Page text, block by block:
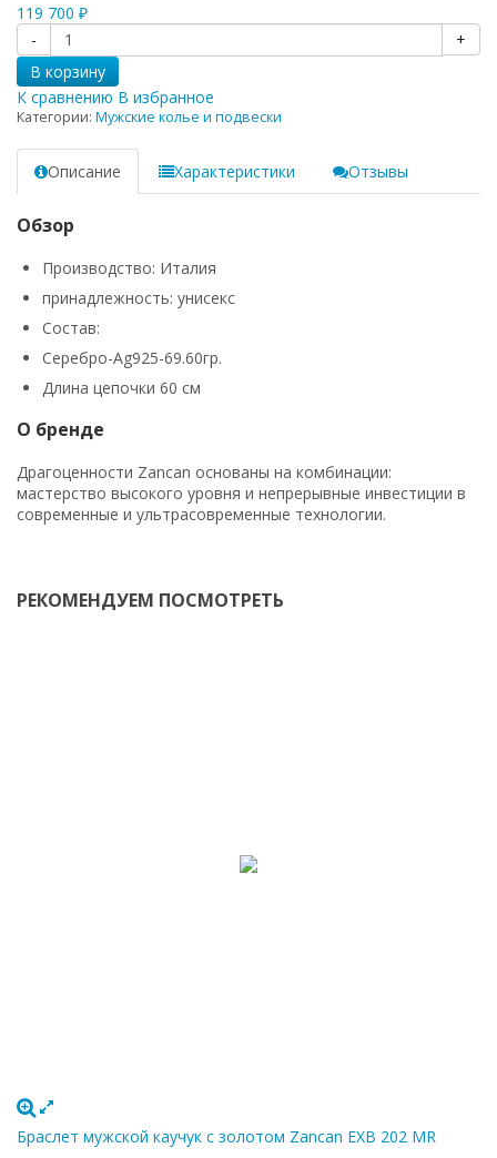
119 700 ₽
-
+
В корзину
К сравнению В избранное
Категории: Мужские колье и подвески
Описание Характеристики Отзывы
Обзор
Производство: Италия
принадлежность: унисекс
Состав:
Серебро-Ag925-69.60гр.
Длина цепочки 60 см
О бренде
Драгоценности Zancan основаны на комбинации:
мастерство высокого уровня и непрерывные инвестиции в
современные и ультрасовременные технологии.
РЕКОМЕНДУЕМ ПОСМОТРЕТЬ
Браслет мужской каучук с золотом Zancan EXB 202 MR